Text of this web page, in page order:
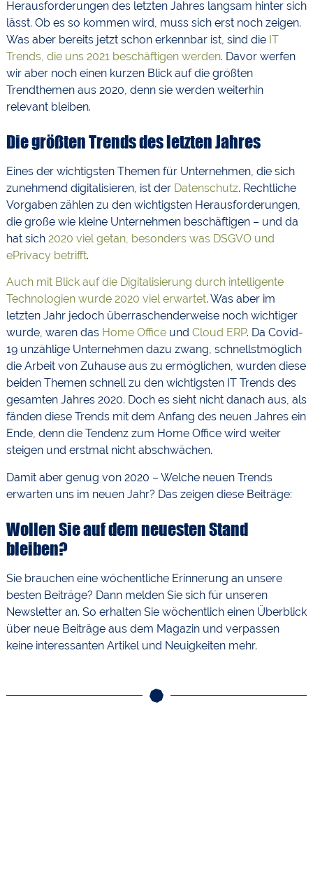
Herausforderungen des letzten Jahres langsam hinter sich
lässt. Ob es so kommen wird, muss sich erst noch zeigen.
Was aber bereits jetzt schon erkennbar ist, sind die IT
Trends, die uns 2021 beschäftigen werden. Davor werfen
wir aber noch einen kurzen Blick auf die größten
Trendthemen aus 2020, denn sie werden weiterhin
relevant bleiben.
Die größten Trends des letzten Jahres
Eines der wichtigsten Themen für Unternehmen, die sich
zunehmend digitalisieren, ist der Datenschutz. Rechtliche
Vorgaben zählen zu den wichtigsten Herausforderungen,
die große wie kleine Unternehmen beschäftigen – und da
hat sich 2020 viel getan, besonders was DSGVO und
ePrivacy betrifft.
Auch mit Blick auf die Digitalisierung durch intelligente
Technologien wurde 2020 viel erwartet. Was aber im
letzten Jahr jedoch überraschenderweise noch wichtiger
wurde, waren das Home Officeund Cloud ERP. Da Covid-
19 unzählige Unternehmen dazu zwang, schnellstmöglich
die Arbeit von Zuhause aus zu ermöglichen, wurden diese
beiden Themen schnell zu den wichtigsten IT Trends des
gesamten Jahres 2020. Doch es sieht nicht danach aus, als
fänden diese Trends mit dem Anfang des neuen Jahres ein
Ende, denn die Tendenz zum Home Office wird weiter
steigen und erstmal nicht abschwächen.
Damit aber genug von 2020 – Welche neuen Trends
erwarten uns im neuen Jahr? Das zeigen diese Beiträge:
Wollen Sie auf dem neuesten Stand
bleiben?
Sie brauchen eine wöchentliche Erinnerung an unsere
besten Beiträge? Dann melden Sie sich für unseren
Newsletter an. So erhalten Sie wöchentlich einen Überblick
über neue Beiträge aus dem Magazin und verpassen
keine interessanten Artikel und Neuigkeiten mehr.